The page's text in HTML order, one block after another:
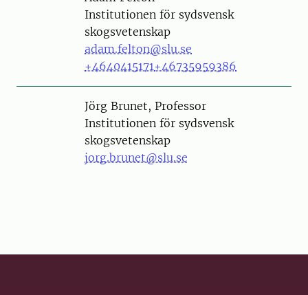
Institutionen för sydsvensk
skogsvetenskap
adam.felton@slu.se
+4640415171+46735959386
PersonJörg Brunet, Professor
Institutionen för sydsvensk
skogsvetenskap
jorg.brunet@slu.se